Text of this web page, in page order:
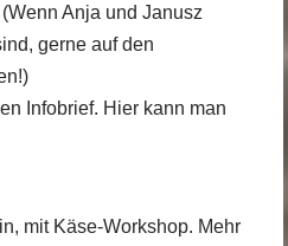
Anja und Janusz
gerne auf den
Infobrief. Hier kann man
mit Käse-Workshop. Mehr